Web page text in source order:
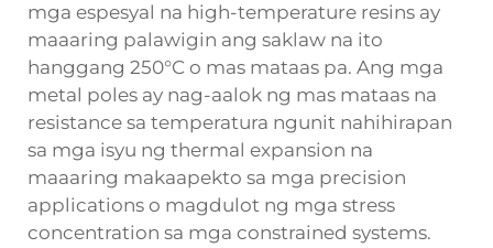
mga espesyal na high-temperature resins ay
maaaring palawigin ang saklaw na ito
hanggang 250°C o mas mataas pa. Ang mga
metal poles ay nag-aalok ng mas mataas na
resistance sa temperatura ngunit nahihirapan
sa mga isyu ng thermal expansion na
maaaring makaapekto sa mga precision
applications o magdulot ng mga stress
concentration sa mga constrained systems.